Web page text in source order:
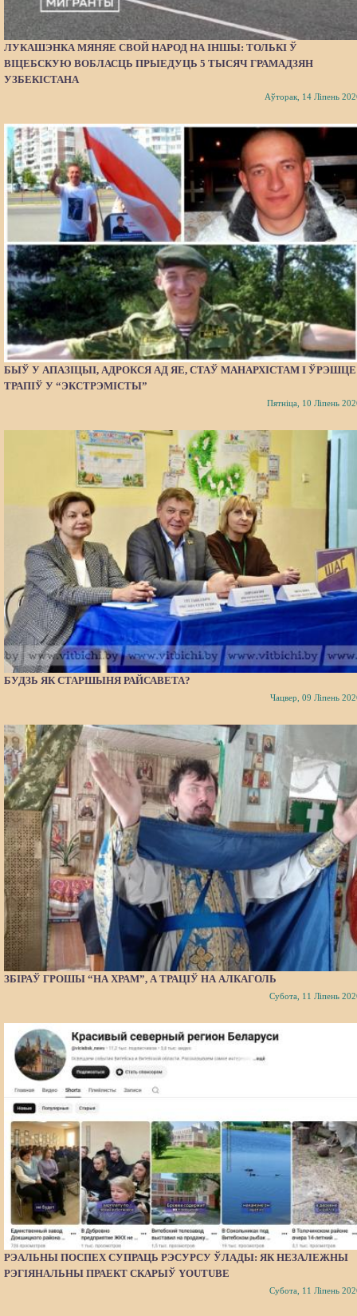
ЛУКАШЭНКА МЯНЯЕ СВОЙ НАРОД НА ІНШЫ: ТОЛЬКІ Ў
ВІЦЕБСКУЮ ВОБЛАСЦЬ ПРЫЕДУЦЬ 5 ТЫСЯЧ ГРАМАДЗЯН
УЗБЕКІСТАНА
Аўторак, 14 Ліпень
БЫЎ У АПАЗІЦЫІ, АДРОКСЯ АД ЯЕ, СТАЎ МАНАРХІСТАМ І ЎРЭШЦЕ
ТРАПІЎ У “ЭКСТРЭМІСТЫ”
Пятніца, 10 Ліпень
БУДЗЬ ЯК СТАРШЫНЯ РАЙСАВЕТА?
Чацвер, 09 Ліпень
ЗБІРАЎ ГРОШЫ “НА ХРАМ”, А ТРАЦІЎ НА АЛКАГОЛЬ
Субота, 11 Ліпень
РЭАЛЬНЫ ПОСПЕХ СУПРАЦЬ РЭСУРСУ ЎЛАДЫ: ЯК НЕЗАЛЕЖНЫ
РЭГІЯНАЛЬНЫ ПРАЕКТ СКАРЫЎ YOUTUBE
Субота, 11 Ліпень